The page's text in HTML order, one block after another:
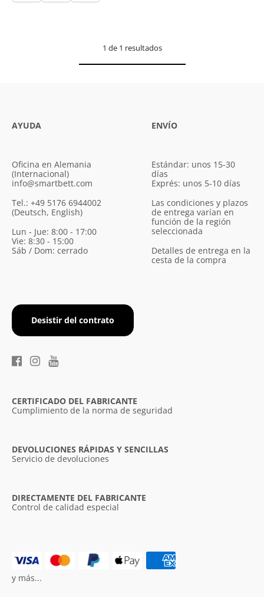
1 de 1 resultados
AYUDA
Oficina en Alemania
(Internacional)
info@smartbett.com
Tel.: +49 5176 6944002
(Deutsch, English)
Lun - Jue: 8:00 - 17:00
Vie: 8:30 - 15:00
Sáb / Dom: cerrado
Desistir del contrato
ENVÍO
Estándar: unos 15-30
días
Exprés: unos 5-10 días
Las condiciones y plazos
de entrega varían en
función de la región
seleccionada
Detalles de entrega en la
cesta de la compra
CERTIFICADO DEL FABRICANTE
Cumplimiento de la norma de seguridad
DEVOLUCIONES RÁPIDAS Y SENCILLAS
Servicio de devoluciones
DIRECTAMENTE DEL FABRICANTE
Control de calidad especial
y más...